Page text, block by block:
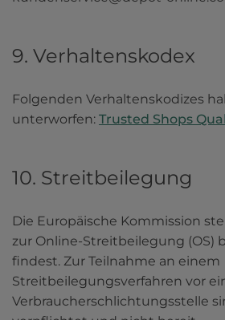
9. Verhaltenskodex
Folgenden Verhaltenskodizes
unterworfen: Trusted Shops
10. Streitbeilegung
Die Europäische Kommission
zur Online-Streitbeilegung (OS)
findest. Zur Teilnahme an einem
Streitbeilegungsverfahren vor
Verbraucherschlichtungsstelle